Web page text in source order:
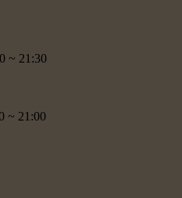
~ 21:30
~ 21:00